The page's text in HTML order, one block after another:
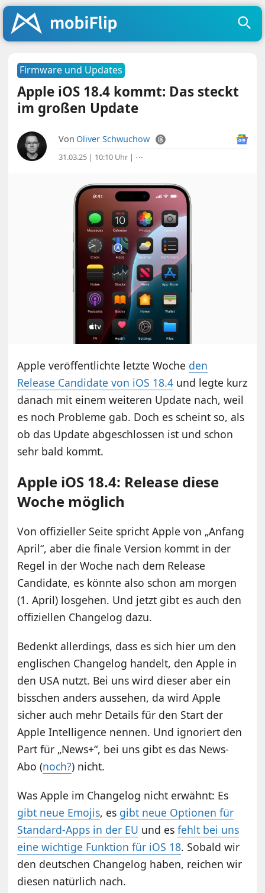
Firmware und Updates
Apple iOS 18.4 kommt: Das steckt
im großen Update
Von Oliver Schwuchow
31.03.25 | 10:10 Uhr | ⋯
Apple veröffentlichte letzte Woche den
Release Candidate von iOS 18.4 und legte kurz
danach mit einem weiteren Update nach, weil
es noch Probleme gab. Doch es scheint so, als
ob das Update abgeschlossen ist und schon
sehr bald kommt.
Apple iOS 18.4: Release diese
Woche möglich
Von offizieller Seite spricht Apple von „Anfang
April“, aber die finale Version kommt in der
Regel in der Woche nach dem Release
Candidate, es könnte also schon am morgen
(1. April) losgehen. Und jetzt gibt es auch den
offiziellen Changelog dazu.
Bedenkt allerdings, dass es sich hier um den
englischen Changelog handelt, den Apple in
den USA nutzt. Bei uns wird dieser aber ein
bisschen anders aussehen, da wird Apple
sicher auch mehr Details für den Start der
Apple Intelligence nennen. Und ignoriert den
Part für „News+“, bei uns gibt es das News-
Abo (noch?) nicht.
Was Apple im Changelog nicht erwähnt: Es
gibt neue Emojis, es gibt neue Optionen für
Standard-Apps in der EU und esfehlt bei uns
eine wichtige Funktion für iOS 18. Sobald wir
den deutschen Changelog haben, reichen wir
diesen natürlich nach.